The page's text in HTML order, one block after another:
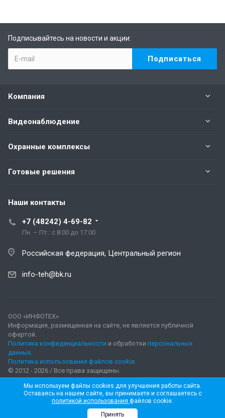
Подписывайтесь на новости и акции:
Компания
Видеонаблюдение
Охранные комплексы
Готовые решения
Наши контакты
+7 (48242) 4-69-82
Пн. – Пт.: с 8:00 до 17:00
Российская федерация, Центральный регион
info-teh@bk.ru
ООО «ИНФОТЕХ»
Информация, размещенная на сайте, не является публичной
офертой.
Политика конфиденциальности и обработки персональных
данных.
Политика использования файлов cookie.
© 2012 - 2026 / Все права защищены.
Мы используем файлы cookies для улучшения работы сайта.
Оставаясь на нашем сайте, вы принимаете и соглашаетесь с
политикой использования файлов cookie.
Принять